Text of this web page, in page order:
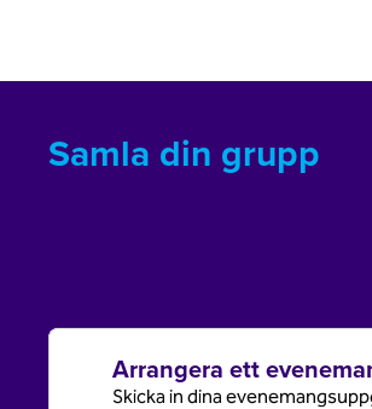
Samla din grupp
Arrangera ett
Skicka in dina